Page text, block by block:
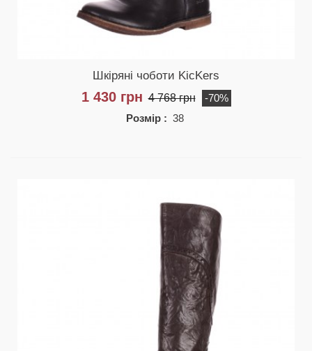
Шкіряні чоботи KicKers
1 430 грн 4 768 грн
-70%
Розмір : 38